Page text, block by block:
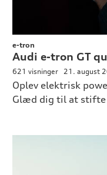
e-tron
Audi e-tron GT
621 visninger 21. august
Oplev elektrisk
Glæd dig til at stifte